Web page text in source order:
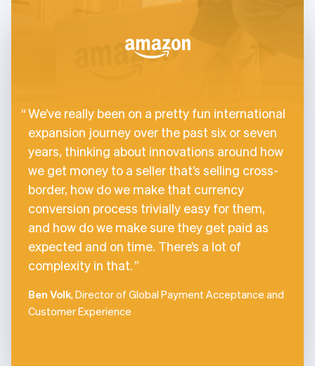
We’ve really been on a pretty fun international
expansion journey over the past six or seven
years, thinking about innovations around how
we get money to a seller that’s selling cross-
border, how do we make that currency
conversion process trivially easy for them,
and how do we make sure they get paid as
expected and on time. There’s a lot of
complexity in that.
Ben Volk, Director of Global Payment Acceptance and
Customer Experience